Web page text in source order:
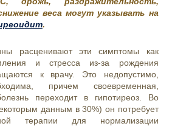
веса могут указывать на
.
расценивают эти симптомы как
и стресса из-за рождения
к врачу. Это недопустимо,
причем своевременная,
переходит в гипотиреоз. Во
данным в 30%) он потребует
терапии для нормализации